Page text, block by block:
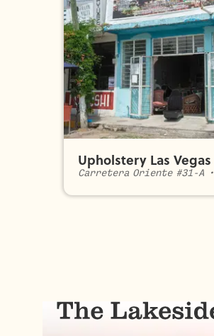
Upholstery Las Vegas
Carretera Oriente #31-A •